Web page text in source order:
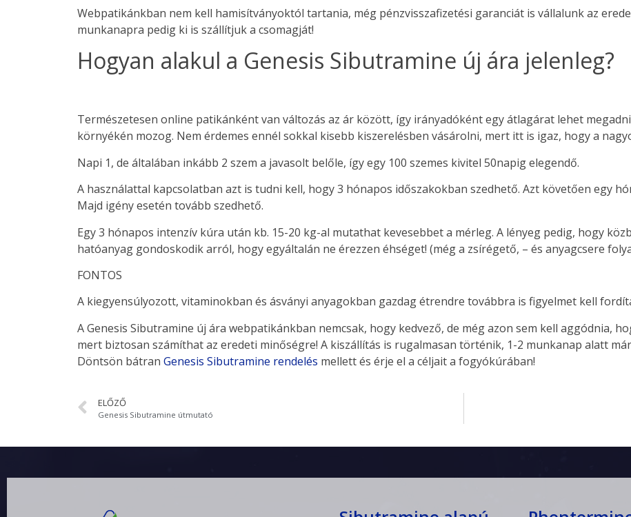
Webpatikánkban nem kell hamisítványoktól tartania, még pénzvisszafizetési garanciát is vállalunk az
munkanapra pedig ki is szállítjuk a csomagját!
Hogyan alakul a Genesis Sibutramine új ára jelenleg?
Természetesen online patikánként van változás az ár között, így irányadóként egy átlagárat lehet
környékén mozog. Nem érdemes ennél sokkal kisebb kiszerelésben vásárolni, mert itt is igaz, hogy a
Napi 1, de általában inkább 2 szem a javasolt belőle, így egy 100 szemes kivitel 50napig elegendő.
A használattal kapcsolatban azt is tudni kell, hogy 3 hónapos időszakokban szedhető. Azt követően egy
Majd igény esetén tovább szedhető.
Egy 3 hónapos intenzív kúra után kb. 15-20 kg-al mutathat kevesebbet a mérleg. A lényeg pedig, hogy
hatóanyag gondoskodik arról, hogy egyáltalán ne érezzen éhséget! (még a zsírégető, – és anyagcsere
FONTOS
A kiegyensúlyozott, vitaminokban és ásványi anyagokban gazdag étrendre továbbra is figyelmet kell
A Genesis Sibutramine új ára webpatikánkban nemcsak, hogy kedvező, de még azon sem kell aggódnia,
mert biztosan számíthat az eredeti minőségre! A kiszállítás is rugalmasan történik, 1-2 munkanap alatt
Döntsön bátran Genesis Sibutramine rendelés mellett és érje el a céljait a fogyókúrában!
ELŐZŐ
Genesis Sibutramine útmutató